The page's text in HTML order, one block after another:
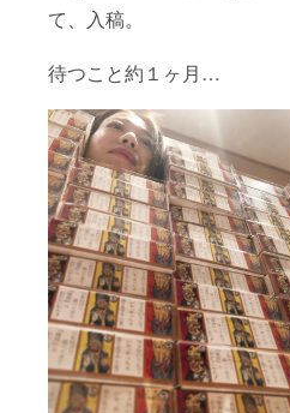
て、入稿。
待つこと約１ヶ月…